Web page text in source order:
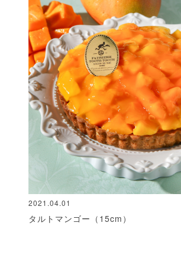
2021.04.01
タルトマンゴー（15cm）